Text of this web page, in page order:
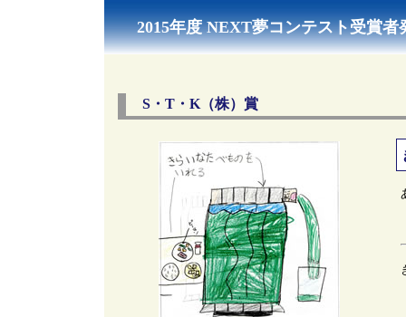
2015年度 NEXT夢コンテスト受賞者
S・T・K（株）賞